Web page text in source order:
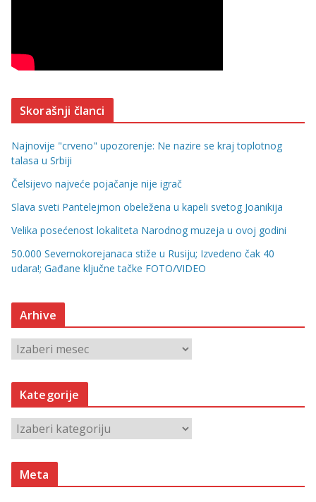
Skorašnji članci
Najnovije "crveno" upozorenje: Ne nazire se kraj toplotnog
talasa u Srbiji
Čelsijevo najveće pojačanje nije igrač
Slava sveti Pantelejmon obeležena u kapeli svetog Joanikija
Velika posećenost lokaliteta Narodnog muzeja u ovoj godini
50.000 Severnokorejanaca stiže u Rusiju; Izvedeno čak 40
udara!; Gađane ključne tačke FOTO/VIDEO
Arhive
r
h
v
Kategorije
a
t
Meta